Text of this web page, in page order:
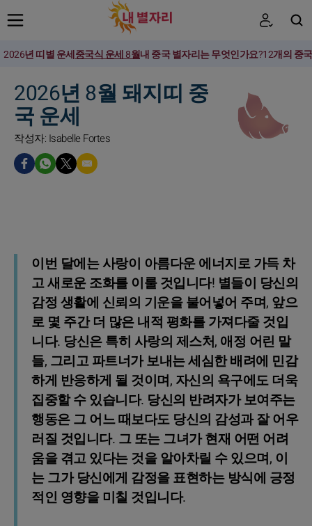
2026년 띠별 운세중국식 운세 8월내 중국 별자리는 무엇인가요?12개의 중
2026년 8월 돼지띠 중
국 운세
작성자: Isabelle Fortes
이번 달에는 사랑이 아름다운 에너지로 가득 차
고 새로운 조화를 이룰 것입니다! 별들이 당신의
감정 생활에 신뢰의 기운을 불어넣어 주며, 앞으
로 몇 주간 더 많은 내적 평화를 가져다줄 것입
니다. 당신은 특히 사랑의 제스처, 애정 어린 말
들, 그리고 파트너가 보내는 세심한 배려에 민감
하게 반응하게 될 것이며, 자신의 욕구에도 더욱
집중할 수 있습니다. 당신의 반려자가 보여주는
행동은 그 어느 때보다도 당신의 감성과 잘 어우
러질 것입니다. 그 또는 그녀가 현재 어떤 어려
움을 겪고 있다는 것을 알아차릴 수 있으며, 이
는 그가 당신에게 감정을 표현하는 방식에 긍정
적인 영향을 미칠 것입니다.